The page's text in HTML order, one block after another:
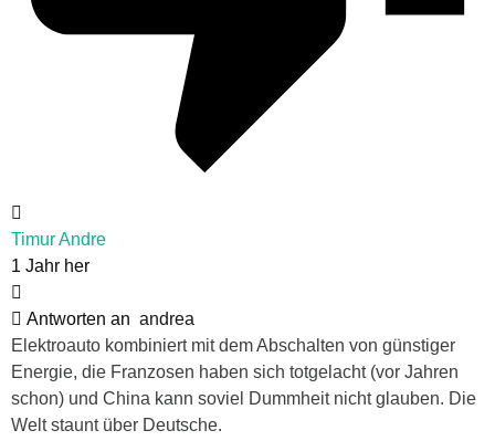
Timur Andre
1 Jahr her
Antworten an andrea
Elektroauto kombiniert mit dem Abschalten von günstiger
Energie, die Franzosen haben sich totgelacht (vor Jahren
schon) und China kann soviel Dummheit nicht glauben. Die
Welt staunt über Deutsche.